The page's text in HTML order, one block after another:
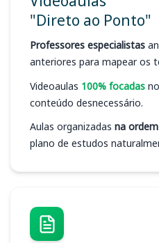
"Direto ao Ponto"
Professores especialistas
anteriores para mapear os
Videoaulas 100% focadas
conteúdo desnecessário.
Aulas organizadas na
plano de estudos